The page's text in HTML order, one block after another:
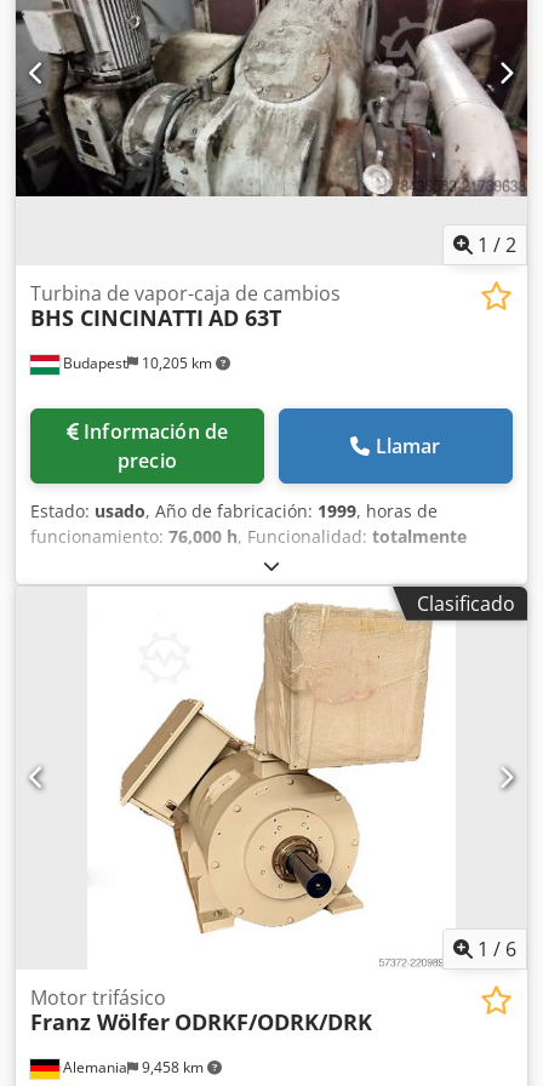
vapor de baja presión: bar/°C: 4,0 / 180 • Caudal de vapor
vivo: t/h: 40,8 • Caudal de vapor de presión intermedia: t/h:
15,5 • Presión en el condensador: bar: 0,14 • Horas de
funcionamiento: 76.000 horas Dcodpfx Ahsy Drbuo Rjk ¡Sin
sistema de control y protección!
1 /2
Budapest 10,205 km
Turbina de vapor-caja de cambios
BHS CINCINATTI AD 63T
Información de
precio
Llamar
Estado: usado, Año de fabricación: 1999, horas de
funcionamiento: 76,000 h, Funcionalidad: totalmente
, número de máquina/vehículo:
básicos: • Fabricante: BHS Cincinatti • Modelo: AD 63T •
Número de serie: 516950 Dcsdoy Drd Ajpfx Ah Rok • Año de
fabricación: 1999 • Potencia nominal: 11.700 kW • Relación
de transmisión: 1500/7555 • Horas de funcionamiento:
76.000 horas La última inspección de la caja de cambios se
realizó en 2007, se recomienda la revisión de rodamientos
Clasificado
1 / 6
Alemania 9,458 km
Motor trifásico
Franz Wölfer ODRKF/ODRK/DRK